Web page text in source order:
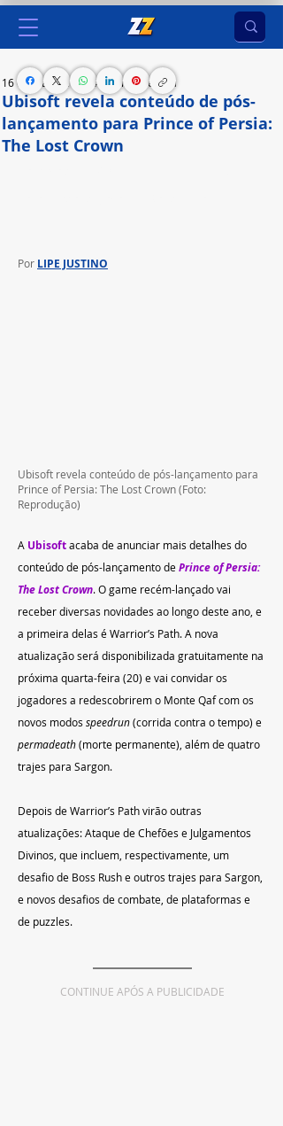
Ubisoft revela conteúdo de pós-
lançamento para Prince of Persia:
The Lost Crown
16 de mar. de 2024 2 min de leitura
Por LIPE JUSTINO
Ubisoft revela conteúdo de pós-lançamento para
Prince of Persia: The Lost Crown (Foto:
Reprodução)
A Ubisoft acaba de anunciar mais detalhes do
conteúdo de pós-lançamento de Prince of Persia:
The Lost Crown. O game recém-lançado vai
receber diversas novidades ao longo deste ano, e
a primeira delas é Warrior’s Path. A nova
atualização será disponibilizada gratuitamente na
próxima quarta-feira (20) e vai convidar os
jogadores a redescobrirem o Monte Qaf com os
novos modos speedrun (corrida contra o tempo) e
permadeath (morte permanente), além de quatro
trajes para Sargon.
Depois de Warrior’s Path virão outras
atualizações: Ataque de Chefões e Julgamentos
Divinos, que incluem, respectivamente, um
desafio de Boss Rush e outros trajes para Sargon,
e novos desafios de combate, de plataformas e
de puzzles.
CONTINUE APÓS A PUBLICIDADE